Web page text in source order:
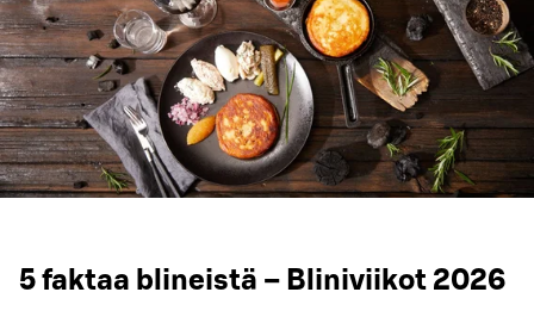
5 faktaa blineistä – Bliniviikot 2026